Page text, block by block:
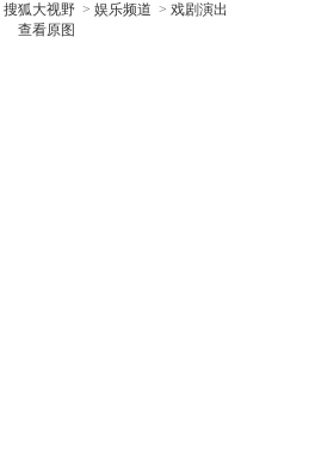
搜狐大视野 > 娱乐频道 > 戏剧演出
查看原图